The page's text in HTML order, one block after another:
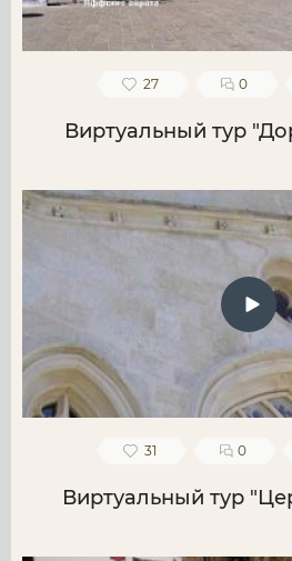
27 0
Виртуальный тур
31 0
Виртуальный тур